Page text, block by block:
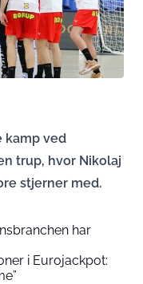
kamp ved
trup, hvor Nikolaj
stjerner med.
har
i Eurojackpot: